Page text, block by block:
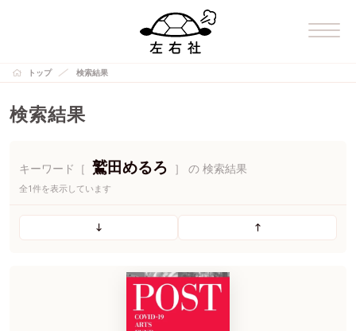
トップ 検索結果
検索結果
キーワード［ 鷲田めるろ ］ の 検索結果
全1件を表示しています